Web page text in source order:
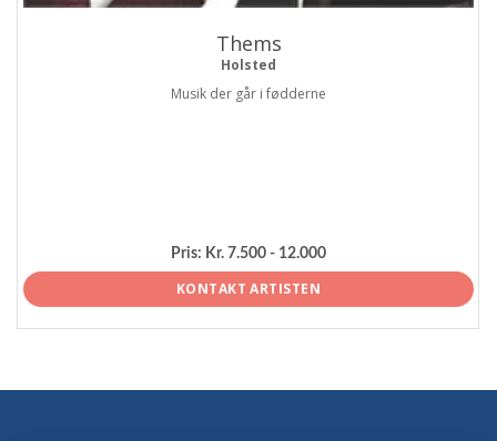
Thems
Holsted
Musik der går i fødderne
Pris: Kr. 7.500 - 12.000
KONTAKT ARTISTEN